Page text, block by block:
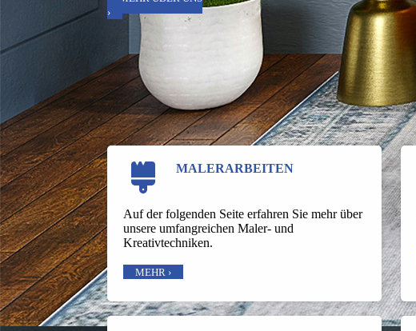
›
MALER­ARBEITEN
Auf der folgenden Seite erfahren Sie mehr über
unsere umfangreichen Maler- und
Kreativtechniken.
MEHR ›